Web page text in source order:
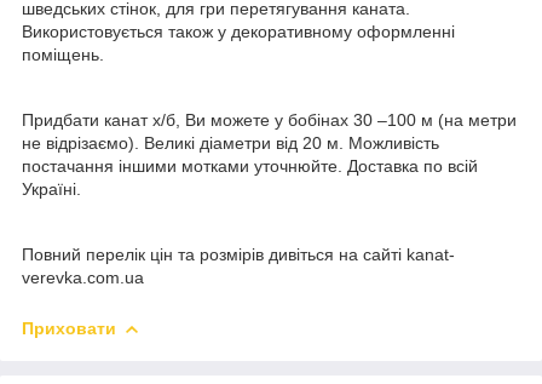
шведських стінок, для гри перетягування каната.
Використовується також у декоративному оформленні
поміщень.
Придбати канат х/б, Ви можете у бобінах 30 –100 м (на метри
не відрізаємо). Великі діаметри від 20 м. Можливість
постачання іншими мотками уточнюйте. Доставка по всій
Україні.
Повний перелік цін та розмірів дивіться на сайті kanat-
verevka.com.ua
Приховати